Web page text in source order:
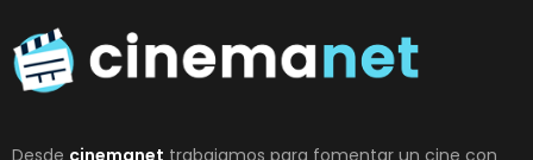
Desde cinemanet trabajamos para fomentar un cine con